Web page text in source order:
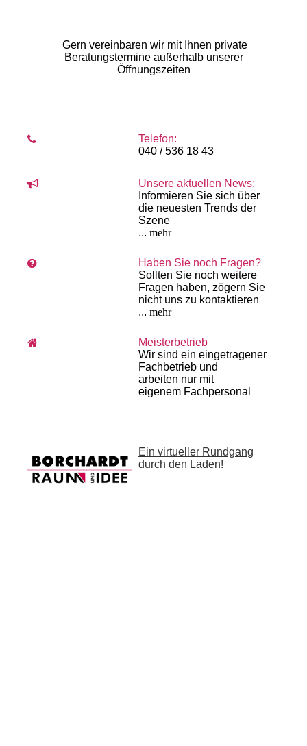
Gern vereinbaren wir mit Ihnen private
Beratungstermine außerhalb unserer
Öffnungszeiten
Telefon:
040 / 536 18 43
Unsere aktuellen News:
Informieren Sie sich über
die neuesten Trends der
Szene
... mehr
Haben Sie noch Fragen?
Sollten Sie noch weitere
Fragen haben, zögern Sie
nicht uns zu kontaktieren
... mehr
Meisterbetrieb
Wir sind ein eingetragener
Fachbetrieb und
arbeiten nur mit
eigenem Fach­personal
Ein virtueller Rundgang
durch den Laden!